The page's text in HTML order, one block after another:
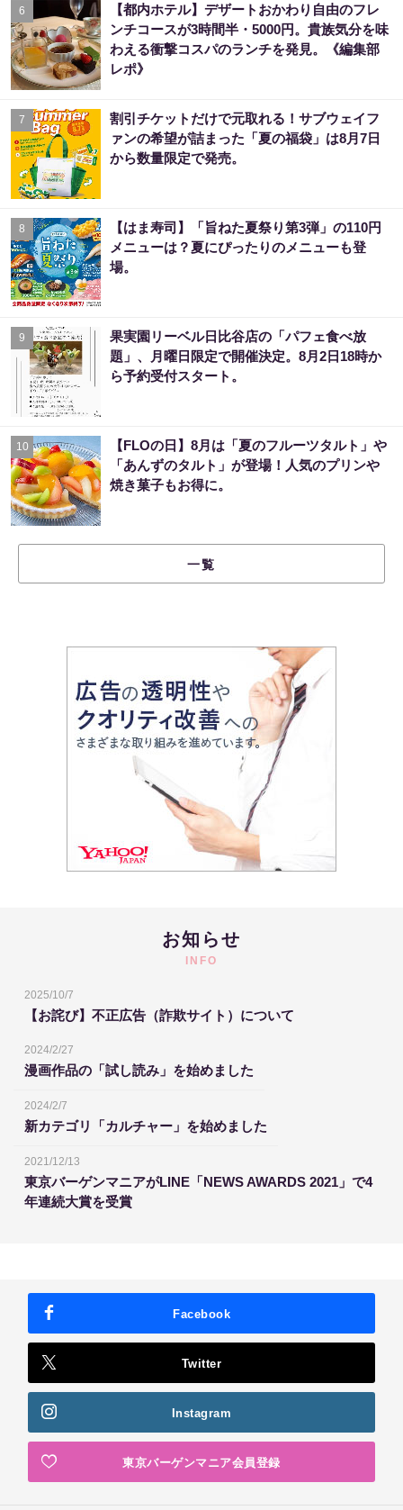
6
【都内ホテル】デザートおかわり自由のフレ
ンチコースが3時間半・5000円。貴族気分を味
わえる衝撃コスパのランチを発見。《編集部
レポ》
7
割引チケットだけで元取れる！サブウェイフ
ァンの希望が詰まった「夏の福袋」は8月7日
から数量限定で発売。
8
【はま寿司】「旨ねた夏祭り第3弾」の110円
メニューは？夏にぴったりのメニューも登
場。
9
果実園リーベル日比谷店の「パフェ食べ放
題」、月曜日限定で開催決定。8月2日18時か
ら予約受付スタート。
10
【FLOの日】8月は「夏のフルーツタルト」や
「あんずのタルト」が登場！人気のプリンや
焼き菓子もお得に。
一覧
お知らせ
INFO
2025/10/7
【お詫び】不正広告（詐欺サイト）について
2024/2/27
漫画作品の「試し読み」を始めました
2024/2/7
新カテゴリ「カルチャー」を始めました
2021/12/13
東京バーゲンマニアがLINE「NEWS AWARDS 2021」で4
年連続大賞を受賞
Facebook
Twitter
Instagram
東京バーゲンマニア会員登録